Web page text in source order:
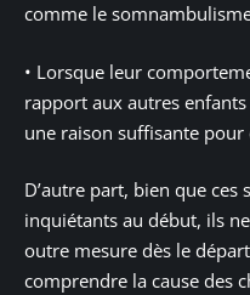
comme le
• Lorsque leur
rapport aux autres
une raison suffisante
D’autre part, bien que
inquiétants au début, ils
outre mesure dès le
comprendre la cause des